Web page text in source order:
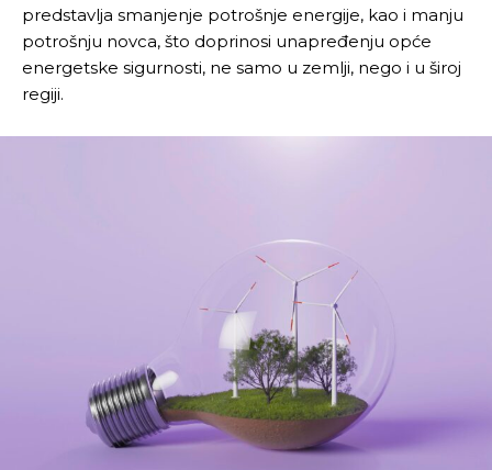
predstavlja smanjenje potrošnje energije, kao i manju
potrošnju novca, što doprinosi unapređenju opće
energetske sigurnosti, ne samo u zemlji, nego i u široj
regiji.